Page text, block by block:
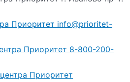
info@prioritet-
8-800-200-